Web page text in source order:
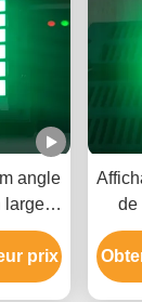
angle
large
de
prix
de
de